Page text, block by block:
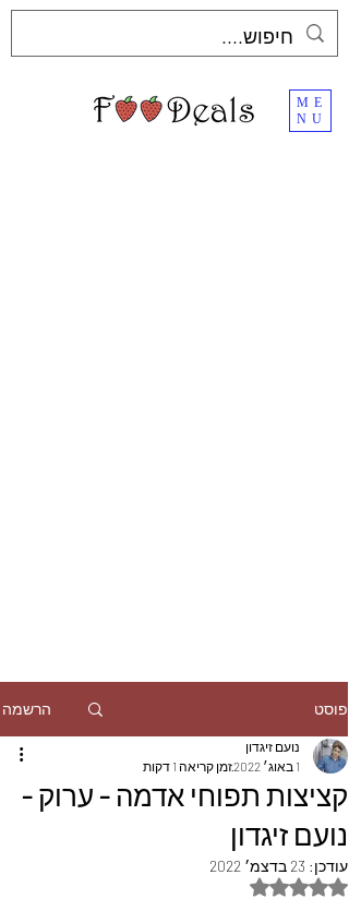
ME
NU
פוסט הרשמה
קציצות תפוחי אדמה - ערוק -
נועם זיגדון
נועם זיגדון
1 באוג׳ 2022
זמן קריאה 1 דקות
עודכן: 23 בדצמ׳ 2022
דירוג של NaN מתוך 5 כוכבים